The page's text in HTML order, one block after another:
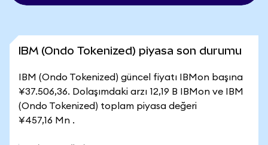
IBM (Ondo Tokenized) piyasa son durumu
IBM (Ondo Tokenized) güncel fiyatı IBMon başına
¥37.506,36. Dolaşımdaki arzı 12,19 B IBMon ve IBM
(Ondo Tokenized) toplam piyasa değeri
¥457,16 Mn .